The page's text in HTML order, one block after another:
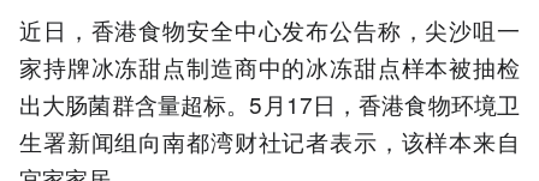
近日，香港食物安全中心发布公告称，尖沙咀一
家持牌冰冻甜点制造商中的冰冻甜点样本被抽检
出大肠菌群含量超标。5月17日，香港食物环境卫
生署新闻组向南都湾财社记者表示，该样本来自